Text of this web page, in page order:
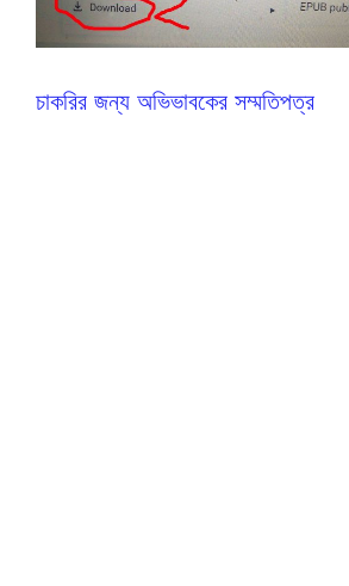
চাকরির জন্য অভিভাবকের সম্মতিপত্র